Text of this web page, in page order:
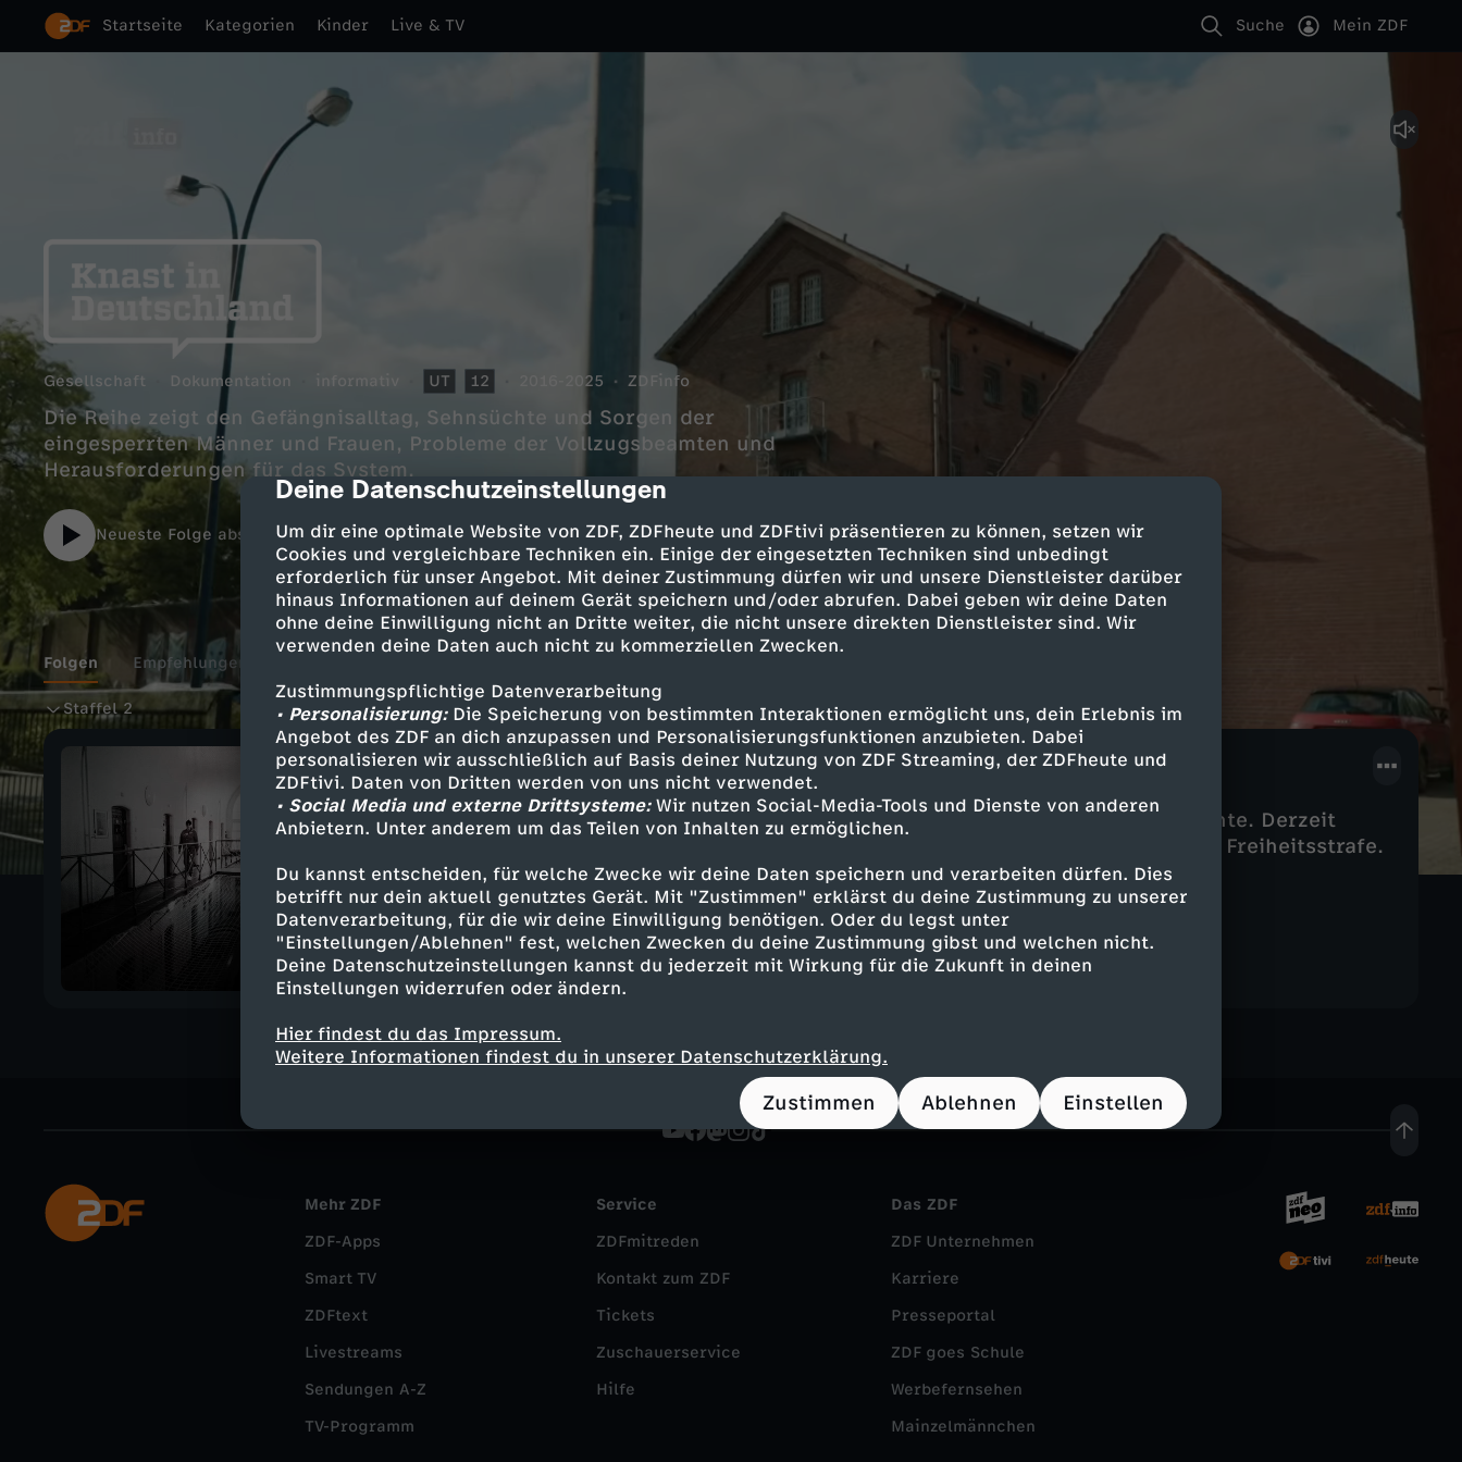
cmp-dialog-description
Deine Datenschutzeinstellungen
Um dir eine optimale Website von ZDF, ZDFheute und ZDFtivi präsentieren zu können, setzen wir
Cookies und vergleichbare Techniken ein. Einige der eingesetzten Techniken sind unbedingt
erforderlich für unser Angebot. Mit deiner Zustimmung dürfen wir und unsere Dienstleister darüber
hinaus Informationen auf deinem Gerät speichern und/oder abrufen. Dabei geben wir deine Daten
ohne deine Einwilligung nicht an Dritte weiter, die nicht unsere direkten Dienstleister sind. Wir
verwenden deine Daten auch nicht zu kommerziellen Zwecken.
Zustimmungspflichtige Datenverarbeitung
• Personalisierung:Die Speicherung von bestimmten Interaktionen ermöglicht uns, dein Erlebnis im
Angebot des ZDF an dich anzupassen und Personalisierungsfunktionen anzubieten. Dabei
personalisieren wir ausschließlich auf Basis deiner Nutzung von ZDF Streaming, der ZDFheute und
ZDFtivi. Daten von Dritten werden von uns nicht verwendet.
• Social Media und externe Drittsysteme:Wir nutzen Social-Media-Tools und Dienste von anderen
Anbietern. Unter anderem um das Teilen von Inhalten zu ermöglichen.
Du kannst entscheiden, für welche Zwecke wir deine Daten speichern und verarbeiten dürfen. Dies
betrifft nur dein aktuell genutztes Gerät. Mit "Zustimmen" erklärst du deine Zustimmung zu unserer
Datenverarbeitung, für die wir deine Einwilligung benötigen. Oder du legst unter
"Einstellungen/Ablehnen" fest, welchen Zwecken du deine Zustimmung gibst und welchen nicht.
Deine Datenschutzeinstellungen kannst du jederzeit mit Wirkung für die Zukunft in deinen
Einstellungen widerrufen oder ändern.
Hier findest du das Impressum.
Weitere Informationen findest du in unserer Datenschutzerklärung.
Zustimmen Ablehnen Einstellen
Startseite Kategorien Kinder Live & TV Suche Mein ZDF
Gesellschaft Dokumentation informativ UT 12 2016-2025 ZDFinfo
Die Reihe zeigt den Gefängnisalltag, Sehnsüchte und Sorgen der
eingesperrten Männer und Frauen, Probleme der Vollzugsbeamten und
Herausforderungen für das System.
Neueste Folge abspielen
Folgen Empfehlungen
Staffel 2
S
t
Weggesperrt für Jahrzehnte
45 Min.20.10.2025 UT 12
Verurteilt für ein Kapitalverbrechen und weggesperrt für Jahrzehnte. Derzeit
verbüßen knapp 1800 Inhaftierte in Deutschland eine lebenslange Freiheitsstrafe.
Wie sieht der Gefängnisalltag aus?
Mehr ZDF
ZDF-Apps
Smart TV
ZDFtext
Livestreams
Sendungen A-Z
TV-Programm
Service
ZDFmitreden
Kontakt zum ZDF
Tickets
Zuschauerservice
Hilfe
Das ZDF
ZDF Unternehmen
Karriere
Presseportal
ZDF goes Schule
Werbefernsehen
Mainzelmännchen